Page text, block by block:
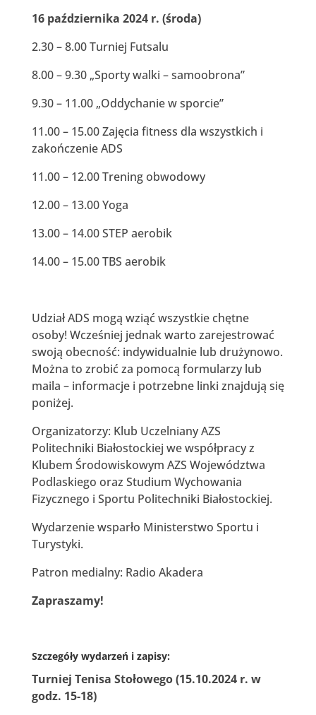
16 października 2024 r. (środa)
2.30 – 8.00 Turniej Futsalu
8.00 – 9.30 „Sporty walki – samoobrona”
9.30 – 11.00 „Oddychanie w sporcie”
11.00 – 15.00 Zajęcia fitness dla wszystkich i
zakończenie ADS
11.00 – 12.00 Trening obwodowy
12.00 – 13.00 Yoga
13.00 – 14.00 STEP aerobik
14.00 – 15.00 TBS aerobik
Udział ADS mogą wziąć wszystkie chętne
osoby! Wcześniej jednak warto zarejestrować
swoją obecność: indywidualnie lub drużynowo.
Można to zrobić za pomocą formularzy lub
maila – informacje i potrzebne linki znajdują się
poniżej.
Organizatorzy: Klub Uczelniany AZS
Politechniki Białostockiej we współpracy z
Klubem Środowiskowym AZS Województwa
Podlaskiego oraz Studium Wychowania
Fizycznego i Sportu Politechniki Białostockiej.
Wydarzenie wsparło Ministerstwo Sportu i
Turystyki.
Patron medialny: Radio Akadera
Zapraszamy!
Szczegóły wydarzeń i zapisy:
Turniej Tenisa Stołowego (15.10.2024 r. w
godz. 15-18)